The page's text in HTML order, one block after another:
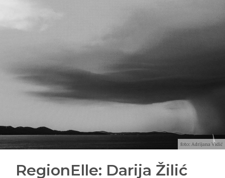
foto: Adrijana Vidić
RegionElle: Darija Žilić